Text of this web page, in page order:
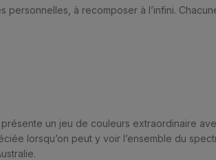
à recomposer à l’infini.
un jeu de couleurs extraordinaire
lorsqu’on peut y voir l’ensemble du